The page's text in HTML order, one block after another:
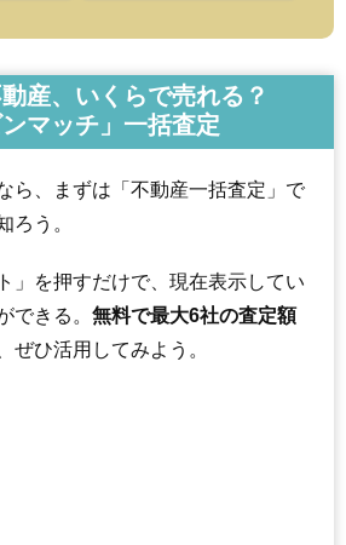
産、いくらで売れる？
ンマッチ」一括査定
ら、まずは「不動産一括査定」で
ろう。
」を押すだけで、現在表示してい
できる。 無料で最大6社の査定額
ぜひ活用してみよう。